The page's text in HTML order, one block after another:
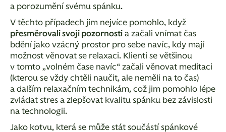
a porozumění svému spánku.
V těchto případech jim nejvíce pomohlo, když
přesměrovali svoji pozornosti a začali vnímat čas
bdění jako vzácný prostor pro sebe navíc, kdy mají
možnost věnovat se relaxaci. Klienti se většinou
v tomto „volném čase navíc“ začali věnovat meditaci
(kterou se vždy chtěli naučit, ale neměli na to čas)
a dalším relaxačním technikám, což jim pomohlo lépe
zvládat stres a zlepšovat kvalitu spánku bez závislosti
na technologii.
Jako kotvu, která se může stát součástí spánkové